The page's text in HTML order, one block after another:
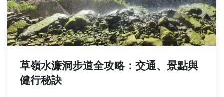
草嶺水濂洞步道全攻略：交通、景點與
健行秘訣